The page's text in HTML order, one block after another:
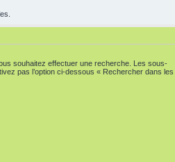
souhaitez effectuer une recherche. Les sous-
pas l’option ci-dessous « Rechercher dans les